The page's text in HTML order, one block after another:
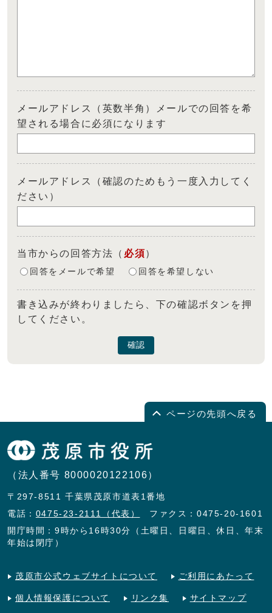
メールアドレス（英数半角）メールでの回答を希
望される場合に必須になります
メールアドレス（確認のためもう一度入力してく
ださい）
当市からの回答方法 （ 必須）
回答をメールで希望 回答を希望しない
書き込みが終わりましたら、下の確認ボタンを押
してください。
確認
ページの先頭へ戻る
（法人番号 8000020122106）
〒297-8511 千葉県茂原市道表1番地
電話： 0475-23-2111（代表）
ファクス：0475-20-1601
開庁時間：9時から16時30分（土曜日、日曜日、休日、年末
年始は閉庁）
茂原市公式ウェブサイトについて ご利用にあたって
個人情報保護について リンク集 サイトマップ